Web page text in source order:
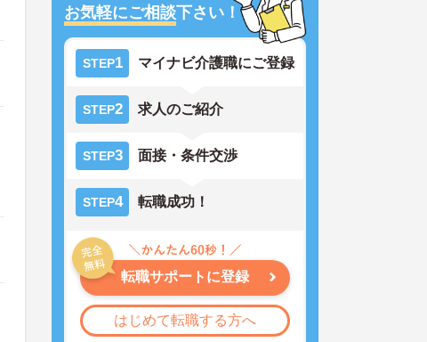
お気軽にご相談下さい！
STEP1 マイナビ介護職にご登録
STEP2 求人のご紹介
STEP3 面接・条件交渉
STEP4 転職成功！
転職サポートに登録
はじめて転職する方へ